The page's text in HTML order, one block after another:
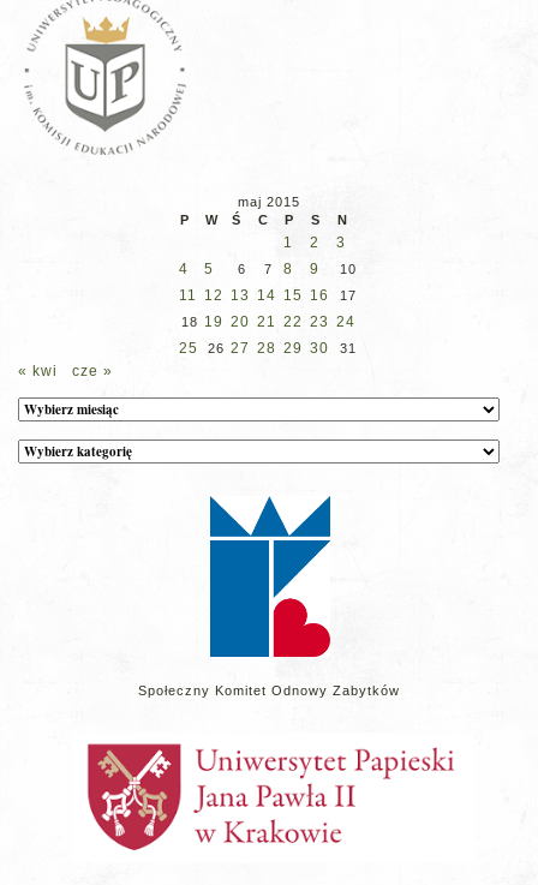
maj 2015
P
W Ś C P S N
1 2
3
4
5 6 7 8 9 10
11 12 13 14 15 16
17
18 19 20 21 22 23 24
25
26 27 28 29 30 31
« kwi cze »
Archiwum
Kategorie
wpisów
Społeczny Komitet Odnowy Zabytków